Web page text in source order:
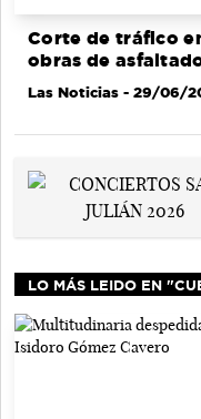
Corte de tráfico
obras de
Las Noticias - 29/06/
LO MÁS LEIDO EN